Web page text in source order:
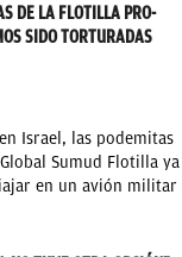
DE LA FLOTILLA PRO-
SIDO TORTURADAS
Israel, las podemitas
Sumud Flotilla ya
en un avión militar